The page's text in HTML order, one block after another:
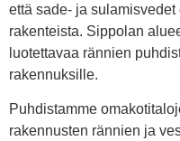
että sade- ja
rakenteista. Sippolan
luotettavaa rännien
rakennuksille.
Puhdistamme
rakennusten rännien ja